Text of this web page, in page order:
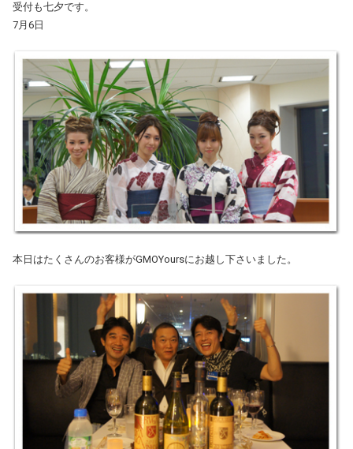
受付も七夕です。
7月6日
本日はたくさんのお客様がGMOYoursにお越し下さいました。